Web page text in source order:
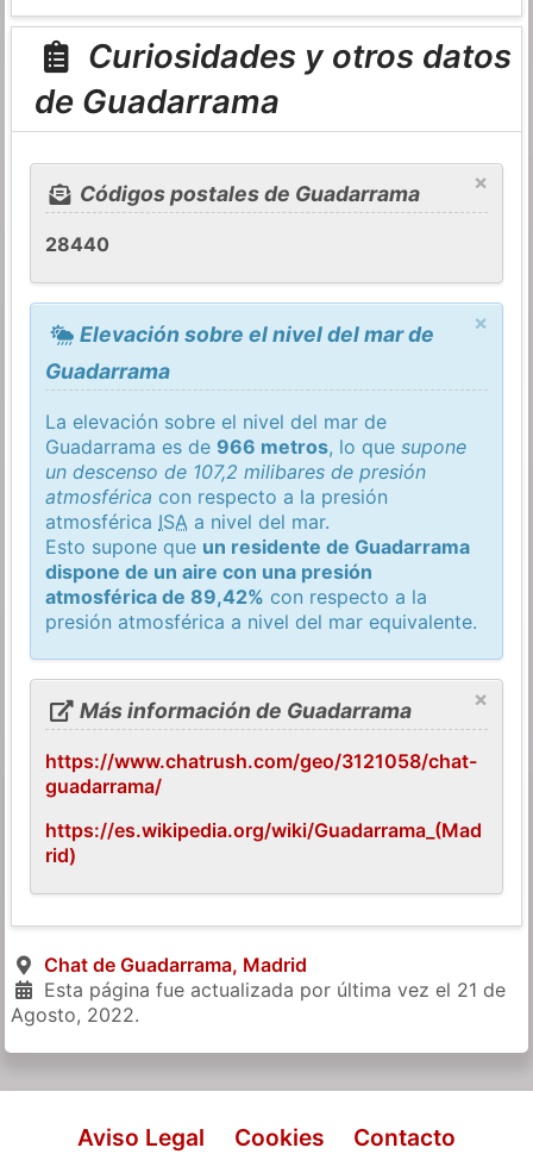
Curiosidades y otros datos
de Guadarrama
×
Códigos postales de Guadarrama
28440
×
Elevación sobre el nivel del mar de
Guadarrama
La elevación sobre el nivel del mar de
Guadarrama es de966 metros, lo quesupone
un descenso de 107,2 milibares de presión
atmosférica con respecto a la presión
atmosférica ISA a nivel del mar.
Esto supone que un residente de Guadarrama
dispone de un aire con una presión
atmosférica de 89,42% con respecto a la
presión atmosférica a nivel del mar equivalente.
×
Más información de Guadarrama
https://www.chatrush.com/geo/3121058/chat-
guadarrama/
https://es.wikipedia.org/wiki/Guadarrama_(Mad
rid)
Chat de Guadarrama, Madrid
Esta página fue actualizada por última vez el 21 de
Agosto, 2022.
Aviso Legal Cookies Contacto